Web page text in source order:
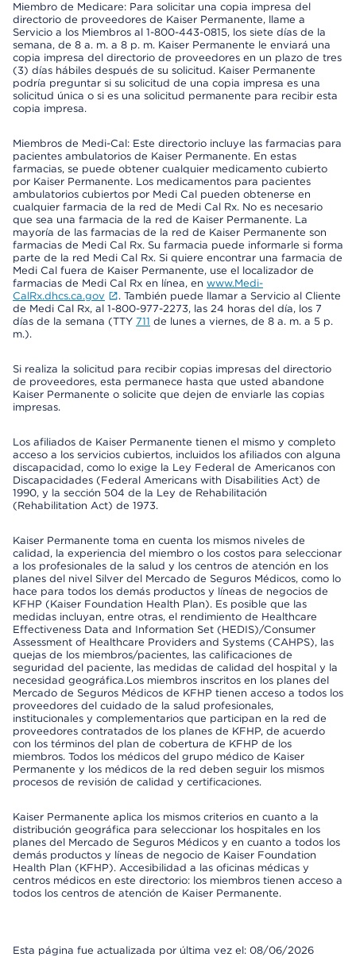
Miembro de Medicare: Para solicitar una copia impresa del
directorio de proveedores de Kaiser Permanente, llame a
Servicio a los Miembros al 1-800-443-0815, los siete días de la
semana, de 8 a. m. a 8 p. m. Kaiser Permanente le enviará una
copia impresa del directorio de proveedores en un plazo de tres
(3) días hábiles después de su solicitud. Kaiser Permanente
podría preguntar si su solicitud de una copia impresa es una
solicitud única o si es una solicitud permanente para recibir esta
copia impresa.
Miembros de Medi-Cal: Este directorio incluye las farmacias para
pacientes ambulatorios de Kaiser Permanente. En estas
farmacias, se puede obtener cualquier medicamento cubierto
por Kaiser Permanente. Los medicamentos para pacientes
ambulatorios cubiertos por Medi Cal pueden obtenerse en
cualquier farmacia de la red de Medi Cal Rx. No es necesario
que sea una farmacia de la red de Kaiser Permanente. La
mayoría de las farmacias de la red de Kaiser Permanente son
farmacias de Medi Cal Rx. Su farmacia puede informarle si forma
parte de la red Medi Cal Rx. Si quiere encontrar una farmacia de
Medi Cal fuera de Kaiser Permanente, use el localizador de
farmacias de Medi Cal Rx en línea, en www.Medi-
CalRx.dhcs.ca.gov
. También puede llamar a Servicio al Cliente
de Medi Cal Rx, al 1-800-977-2273, las 24 horas del día, los 7
días de la semana (TTY 711 de lunes a viernes, de 8 a. m. a 5 p.
m.).
Si realiza la solicitud para recibir copias impresas del directorio
de proveedores, esta permanece hasta que usted abandone
Kaiser Permanente o solicite que dejen de enviarle las copias
impresas.
Los afiliados de Kaiser Permanente tienen el mismo y completo
acceso a los servicios cubiertos, incluidos los afiliados con alguna
discapacidad, como lo exige la Ley Federal de Americanos con
Discapacidades (Federal Americans with Disabilities Act) de
1990, y la sección 504 de la Ley de Rehabilitación
(Rehabilitation Act) de 1973.
Kaiser Permanente toma en cuenta los mismos niveles de
calidad, la experiencia del miembro o los costos para seleccionar
a los profesionales de la salud y los centros de atención en los
planes del nivel Silver del Mercado de Seguros Médicos, como lo
hace para todos los demás productos y líneas de negocios de
KFHP (Kaiser Foundation Health Plan). Es posible que las
medidas incluyan, entre otras, el rendimiento de Healthcare
Effectiveness Data and Information Set (HEDIS)/Consumer
Assessment of Healthcare Providers and Systems (CAHPS), las
quejas de los miembros/pacientes, las calificaciones de
seguridad del paciente, las medidas de calidad del hospital y la
necesidad geográfica.Los miembros inscritos en los planes del
Mercado de Seguros Médicos de KFHP tienen acceso a todos los
proveedores del cuidado de la salud profesionales,
institucionales y complementarios que participan en la red de
proveedores contratados de los planes de KFHP, de acuerdo
con los términos del plan de cobertura de KFHP de los
miembros. Todos los médicos del grupo médico de Kaiser
Permanente y los médicos de la red deben seguir los mismos
procesos de revisión de calidad y certificaciones.
Kaiser Permanente aplica los mismos criterios en cuanto a la
distribución geográfica para seleccionar los hospitales en los
planes del Mercado de Seguros Médicos y en cuanto a todos los
demás productos y líneas de negocio de Kaiser Foundation
Health Plan (KFHP). Accesibilidad a las oficinas médicas y
centros médicos en este directorio: los miembros tienen acceso a
todos los centros de atención de Kaiser Permanente.
Esta página fue actualizada por última vez el: 08/06/2026